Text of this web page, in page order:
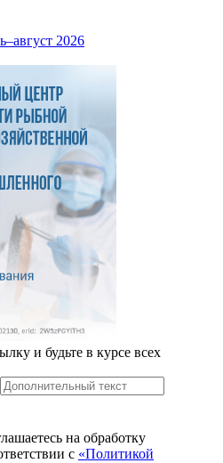
2026
и будьте в курсе всех
на обработку
с «Политикой